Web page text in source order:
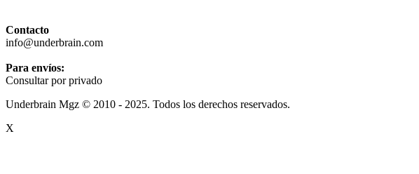
Contacto
info@underbrain.com
Para envíos:
Consultar por privado
Underbrain Mgz © 2010 - 2025. Todos los derechos reservados.
X